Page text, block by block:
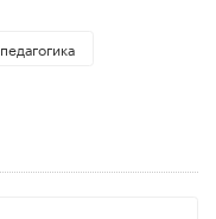
педагогика